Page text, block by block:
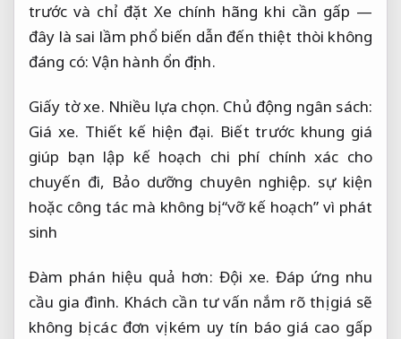
trước và chỉ đặt Xe chính hãng khi cần gấp —
đây là sai lầm phổ biến dẫn đến thiệt thòi không
đáng có: Vận hành ổn định.
Giấy tờ xe. Nhiều lựa chọn. Chủ động ngân sách:
Giá xe. Thiết kế hiện đại. Biết trước khung giá
giúp bạn lập kế hoạch chi phí chính xác cho
chuyến đi, Bảo dưỡng chuyên nghiệp. sự kiện
hoặc công tác mà không bị “vỡ kế hoạch” vì phát
sinh
Đàm phán hiệu quả hơn: Đội xe. Đáp ứng nhu
cầu gia đình. Khách cần tư vấn nắm rõ thị giá sẽ
không bị các đơn vị kém uy tín báo giá cao gấp